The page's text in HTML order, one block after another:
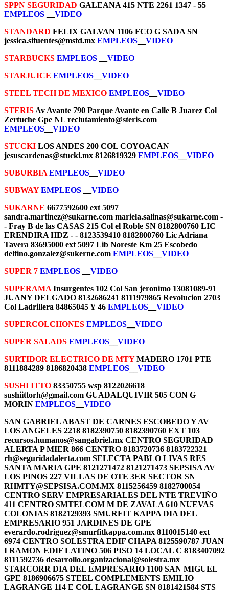
SPPN SEGURIDAD GALEANA 415 NTE 2261 1347 - 55
EMPLEOS
VIDEO
STANDARD FELIX GALVAN 1106 FCO G SADA SN
jessica.sifuentes@mstd.mx EMPLEOS
VIDEO
STARBUCKS EMPLEOS
VIDEO
STARJUICE EMPLEOS
VIDEO
STEEL TECH DE MEXICO EMPLEOS
VIDEO
STERIS Av Avante 790 Parque Avante en Calle B Juarez Col
Zertuche Gpe NL reclutamiento@steris.com
EMPLEOS
VIDEO
STUCKI LOS ANDES 200 COL COYOACAN
jesuscardenas@stucki.mx 8126819329 EMPLEOS
VIDEO
SUBURBIA EMPLEOS
VIDEO
SUBWAYEMPLEOS
VIDEO
SUKARNE 6677592600 ext 5097
sandra.martinez@sukarne.com mariela.salinas@sukarne.com -
- Fray B de las CASAS 215 Col el Roble SN 8182800760 LIC
ERENDIRA HDZ - - 8123539410 8182800760 Lic Adriana
Tavera 83695000 ext 5097 Lib Noreste Km 25 Escobedo
delfino.gonzalez@sukerne.com EMPLEOS
VIDEO
SUPER 7 EMPLEOS
VIDEO
SUPERAMA Insurgentes 102 Col San jeronimo 13081089-91
JUANY DELGADO 8132686241 8111979865 Revolucion 2703
Col Ladrillera 84865045 Y 46 EMPLEOS
VIDEO
SUPERCOLCHONES EMPLEOS
VIDEO
SUPER SALADS EMPLEOS
VIDEO
SURTIDOR ELECTRICO DE MTYMADERO 1701 PTE
8111884289 8186820438 EMPLEOS
VIDEO
SUSHI ITTO 83350755 wsp 8122026618
sushiittorh@gmail.com GUADALQUIVIR 505 CON G
MORIN EMPLEOS
VIDEO
SAN GABRIEL ABAST DE CARNES ESCOBEDO Y AV
LOS ANGELES 2218 8182390750 8182390760 EXT 103
recursos.humanos@sangabriel.mx CENTRO SEGURIDAD
ALERTA P MIER 866 CENTRO 8183720736 8183722321
rh@seguridadalerta.com SELECTA PABLO LIVAS RES
SANTA MARIA GPE 8121271472 8121271473 SEPSISA AV
LOS PINOS 227 VILLAS DE OTE 3ER SECTOR SN
RHMTY@SEPSISA.COM.MX 8115256459 8182700054
CENTRO SERV EMPRESARIALES DEL NTE TREVIÑO
411 CENTRO SMTELCOM M DE ZAVALA 610 NUEVAS
COLONIAS 8182129393 SMURFIT KAPPA DIA DEL
EMPRESARIO 951 JARDINES DE GPE
everardo.rodriguez@smurfitkappa.com.mx 8110015140 ext
6974 CENTRO SOLESTRA EDIF CHAPA 8125590787 JUAN
I RAMON EDIF LATINO 506 PISO 14 LOCAL C 8183407092
8111592736 desarrollo.organizacional@solestra.mx
STARCORR DIA DEL EMPRESARIO 1100 SAN MIGUEL
GPE 8186906675 STEEL COMPLEMENTS EMILIO
LAGRANGE 114 E COL LAGRANGE SN 8181421584 STS